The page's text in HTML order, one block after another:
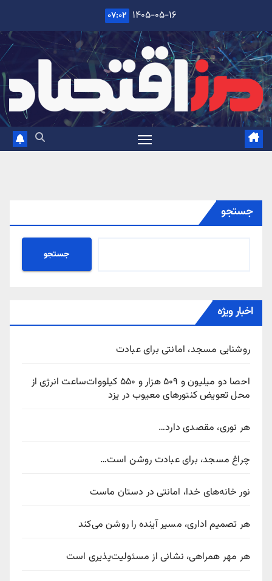
content
۱۴۰۵-۰۵-۱۶ ۰۷:۰۲
جستجو
جستجو
اخبار ویژه
روشنایی مسجد، امانتی برای عبادت
احصا دو میلیون و ۵۰۹ هزار و ۵۵۰ کیلووات‌ساعت انرژی از
محل تعویض کنتورهای معیوب در یزد
هر نوری، مقصدی دارد…
چراغ مسجد، برای عبادت روشن است…
نور خانه‌های خدا، امانتی در دستان ماست
هر تصمیم اداری، مسیر آینده را روشن می‌کند
هر مهر همراهی، نشانی از مسئولیت‌پذیری است